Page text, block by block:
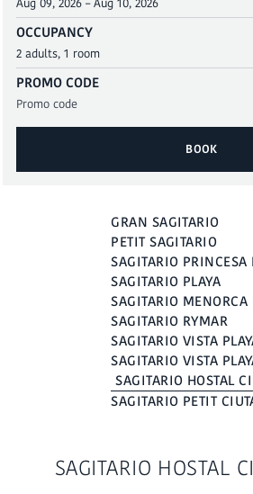
OCCUPANCY
PROMO CODE
BOOK
GRAN SAGITARIO
PETIT SAGITARIO
SAGITARIO PRINCESA
SAGITARIO PLAYA
SAGITARIO MENORCA
SAGITARIO RYMAR
SAGITARIO VISTA
SAGITARIO VISTA
SAGITARIO HOSTAL
SAGITARIO PETIT
SAGITARIO HOSTAL